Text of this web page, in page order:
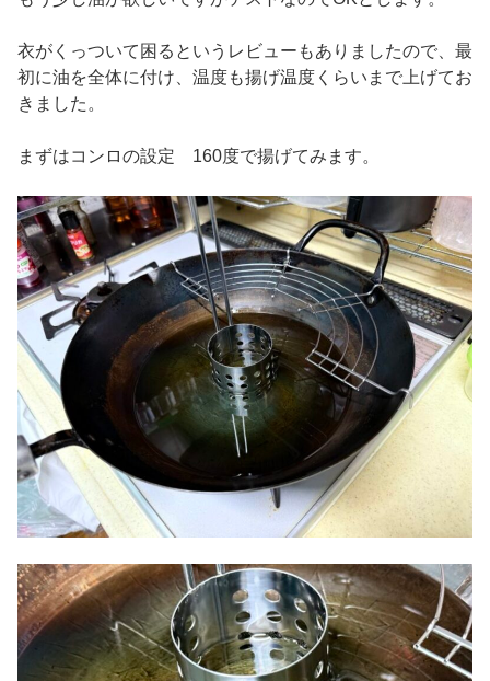
衣がくっついて困るというレビューもありましたので、最
初に油を全体に付け、温度も揚げ温度くらいまで上げてお
きました。
まずはコンロの設定 160度で揚げてみます。